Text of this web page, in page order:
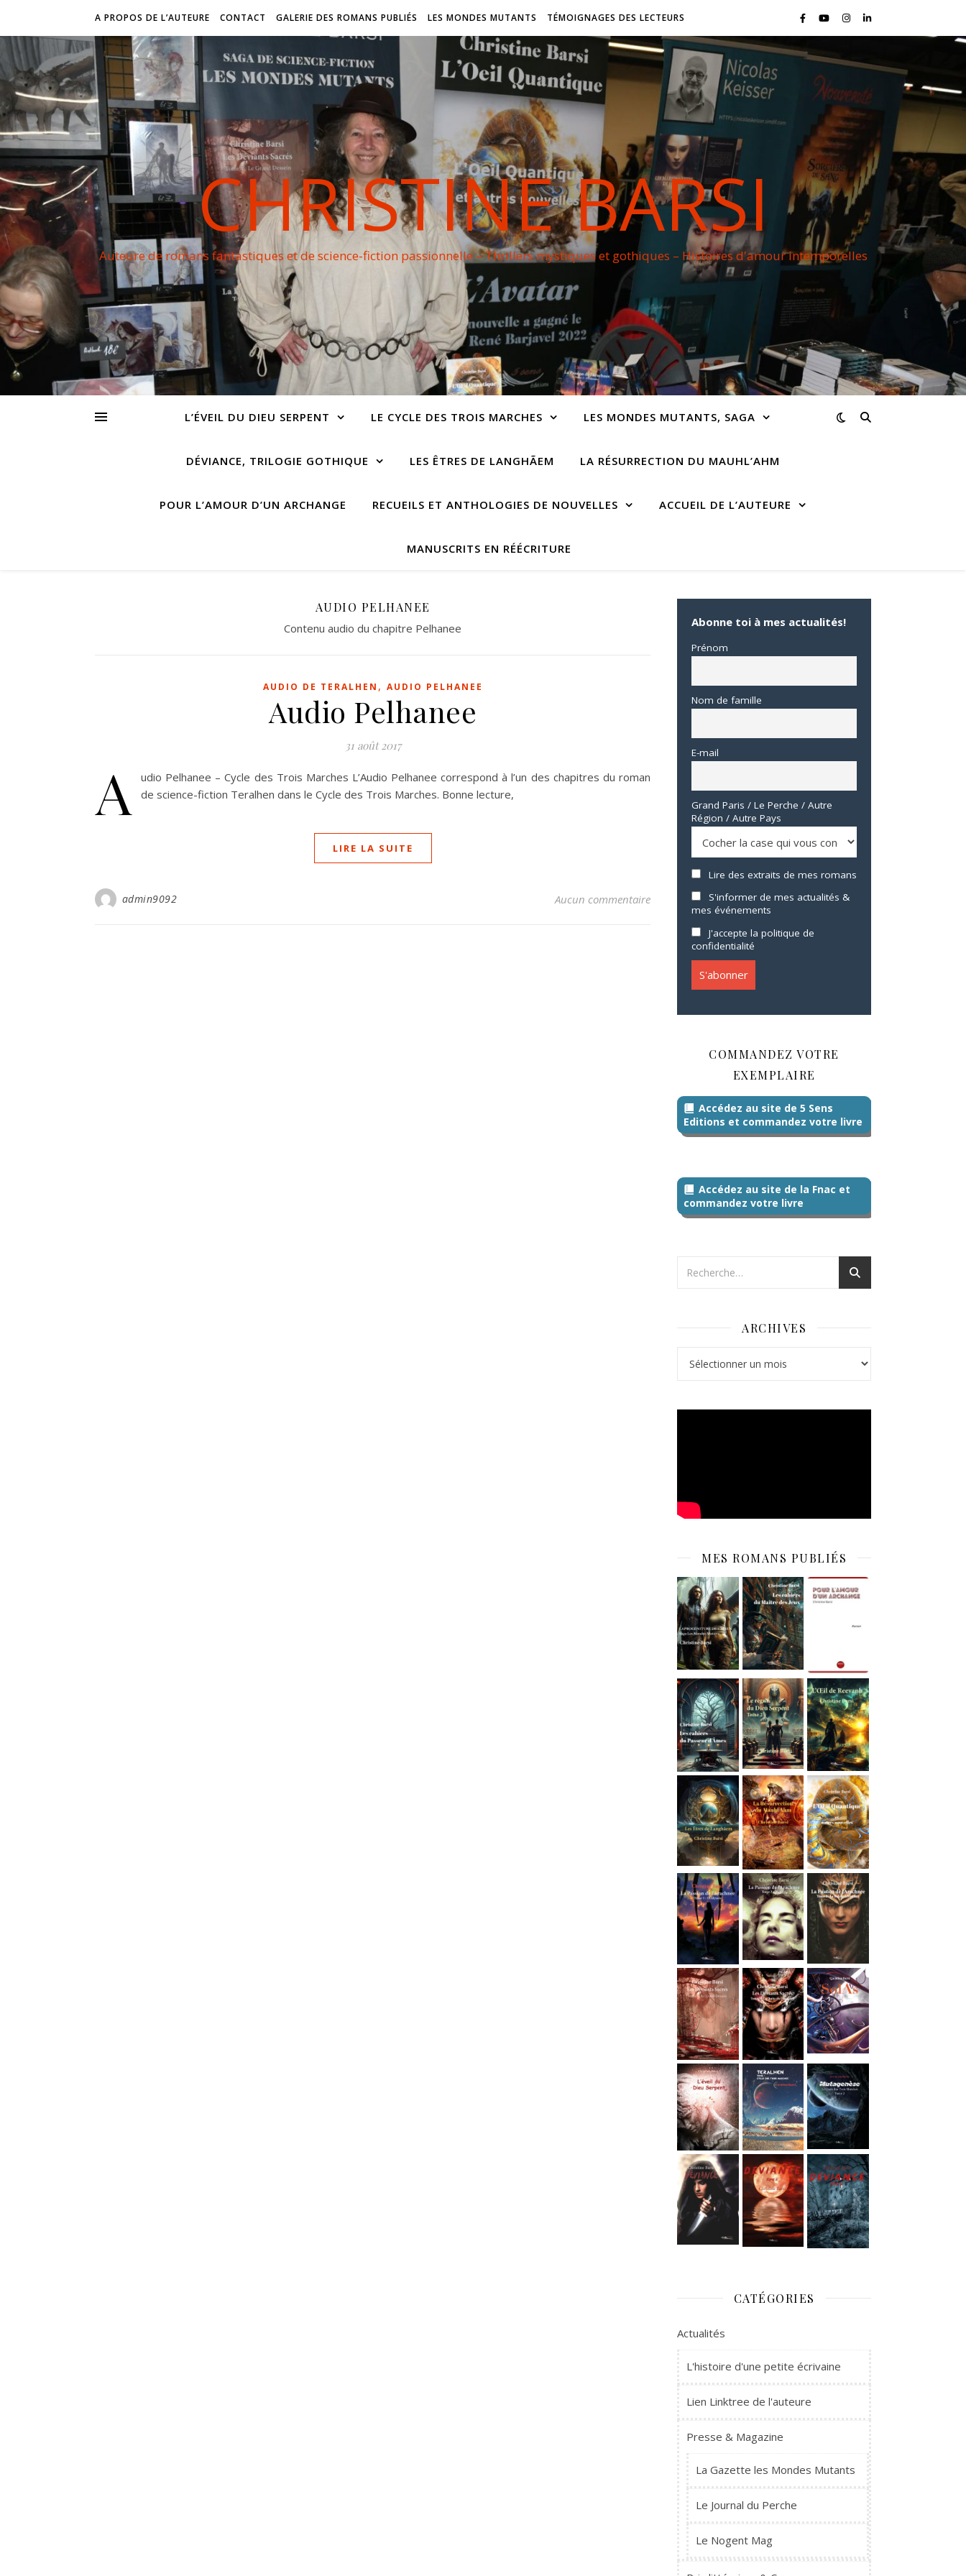
A PROPOS DE L’AUTEURE CONTACT GALERIE DES ROMANS PUBLIÉS LES MONDES MUTANTS TÉMOIGNAGES DES LECTEURS
CHRISTINE BARSI
Auteure de romans fantastiques et de science-fiction passionnelle – Thrillers mystiques et gothiques – Histoires d'amour intemporelles
L’ÉVEIL DU DIEU SERPENT LE CYCLE DES TROIS MARCHES LES MONDES MUTANTS, SAGA
DÉVIANCE, TRILOGIE GOTHIQUE LES ÊTRES DE LANGHÃEM LA RÉSURRECTION DU MAUHL’AHM
POUR L’AMOUR D’UN ARCHANGE RECUEILS ET ANTHOLOGIES DE NOUVELLES ACCUEIL DE L’AUTEURE
MANUSCRITS EN RÉÉCRITURE
AUDIO PELHANEE
Contenu audio du chapitre Pelhanee
AUDIO DE TERALHEN , AUDIO PELHANEE
Audio Pelhanee
31 août 2017
A
udio Pelhanee – Cycle des Trois Marches L’Audio Pelhanee correspond à l’un des chapitres du roman
de science-fiction Teralhen dans le Cycle des Trois Marches. Bonne lecture,
LIRE LA SUITE
admin9092 Aucun commentaire
Abonne toi à mes actualités!
Prénom
Nom de famille
E-mail
Grand Paris / Le Perche / Autre
Région / Autre Pays
Lire des extraits de mes romans
S'informer de mes actualités &
mes événements
J'accepte la politique de
confidentialité
COMMANDEZ VOTRE
EXEMPLAIRE
Accédez au site de 5 Sens
Editions et commandez votre livre
Accédez au site de la Fnac et
commandez votre livre
ARCHIVES
MES ROMANS PUBLIÉS
CATÉGORIES
Actualités
L'histoire d'une petite écrivaine
Lien Linktree de l'auteure
Presse & Magazine
La Gazette les Mondes Mutants
Le Journal du Perche
Le Nogent Mag